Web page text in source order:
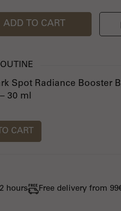
ADD TO CART
Spot Radiance Booster
30 ml
CART
hours Free delivery from